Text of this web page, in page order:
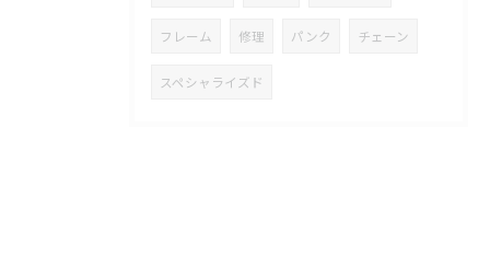
フレーム 修理 パンク チェーン
スペシャライズド